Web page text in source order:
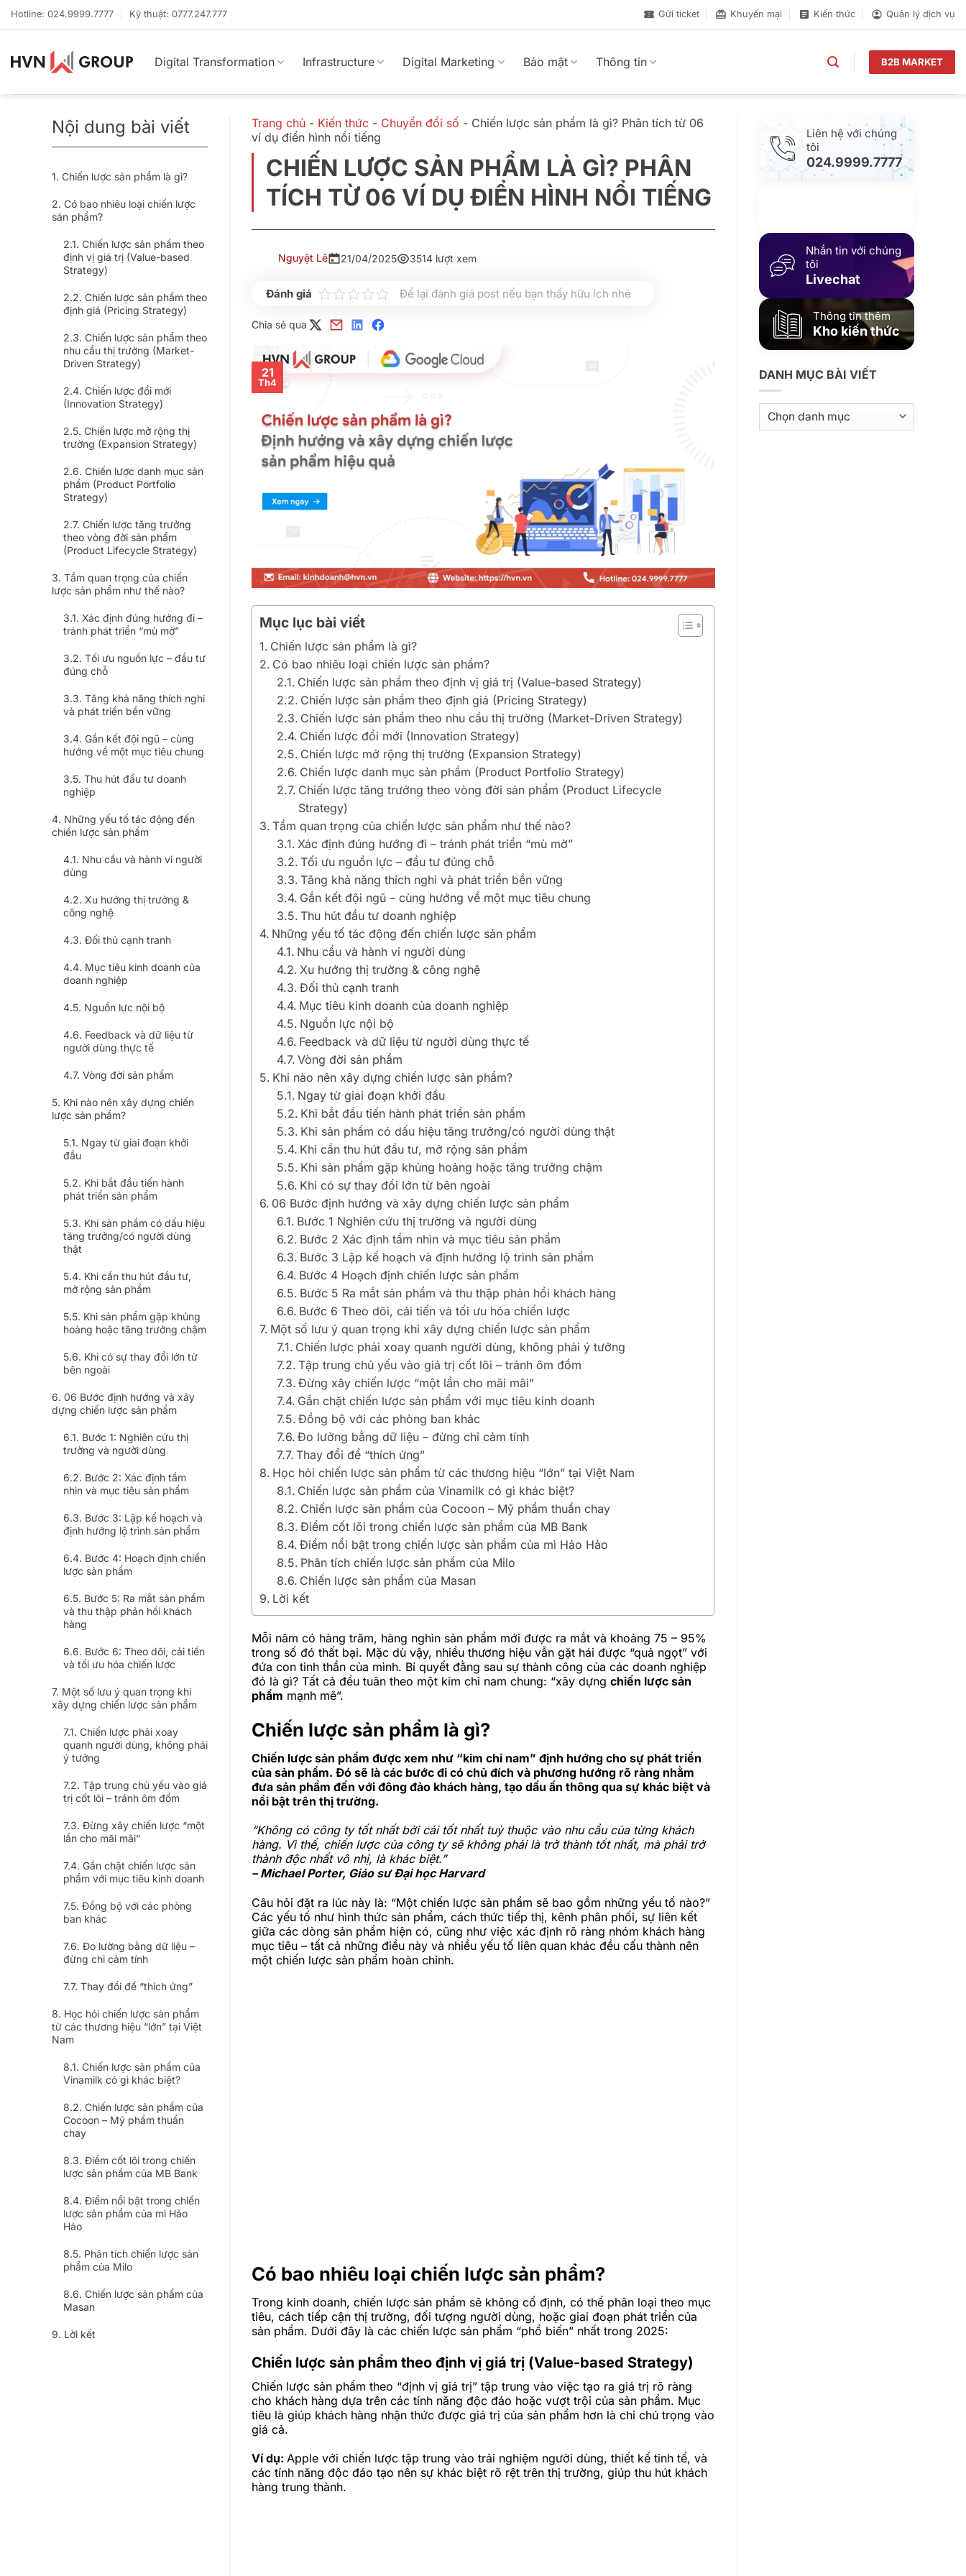
Bỏ
quaHotline: 024.9999.7777 Kỹ thuật: 0777.247.777 Gửi ticket Khuyến mại Kiến thức Quản lý dịch vụ
Digital Transformation Infrastructure Digital Marketing Bảo mật Thông tin B2B MARKET
Nội dung bài viết
Chiến lược sản phẩm là gì?
Có bao nhiêu loại chiến lược
sản phẩm?
Chiến lược sản phẩm theo
định vị giá trị (Value-based
Strategy)
Chiến lược sản phẩm theo
định giá (Pricing Strategy)
Chiến lược sản phẩm theo
nhu cầu thị trường (Market-
Driven Strategy)
Chiến lược đổi mới
(Innovation Strategy)
Chiến lược mở rộng thị
trường (Expansion Strategy)
Chiến lược danh mục sản
phẩm (Product Portfolio
Strategy)
Chiến lược tăng trưởng
theo vòng đời sản phẩm
(Product Lifecycle Strategy)
Tầm quan trọng của chiến
lược sản phẩm như thế nào?
Xác định đúng hướng đi –
tránh phát triển “mù mờ”
Tối ưu nguồn lực – đầu tư
đúng chỗ
Tăng khả năng thích nghi
và phát triển bền vững
Gắn kết đội ngũ – cùng
hướng về một mục tiêu chung
Thu hút đầu tư doanh
nghiệp
Những yếu tố tác động đến
chiến lược sản phẩm
Nhu cầu và hành vi người
dùng
Xu hướng thị trường &
công nghệ
Đối thủ cạnh tranh
Mục tiêu kinh doanh của
doanh nghiệp
Nguồn lực nội bộ
Feedback và dữ liệu từ
người dùng thực tế
Vòng đời sản phẩm
Khi nào nên xây dựng chiến
lược sản phẩm?
Ngay từ giai đoạn khởi
đầu
Khi bắt đầu tiến hành
phát triển sản phẩm
Khi sản phẩm có dấu hiệu
tăng trưởng/có người dùng
thật
Khi cần thu hút đầu tư,
mở rộng sản phẩm
Khi sản phẩm gặp khủng
hoảng hoặc tăng trưởng chậm
Khi có sự thay đổi lớn từ
bên ngoài
06 Bước định hướng và xây
dựng chiến lược sản phẩm
Bước 1: Nghiên cứu thị
trường và người dùng
Bước 2: Xác định tầm
nhìn và mục tiêu sản phẩm
Bước 3: Lập kế hoạch và
định hướng lộ trình sản phẩm
Bước 4: Hoạch định chiến
lược sản phẩm
Bước 5: Ra mắt sản phẩm
và thu thập phản hồi khách
hàng
Bước 6: Theo dõi, cải tiến
và tối ưu hóa chiến lược
Một số lưu ý quan trọng khi
xây dựng chiến lược sản phẩm
Chiến lược phải xoay
quanh người dùng, không phải
ý tưởng
Tập trung chủ yếu vào giá
trị cốt lõi – tránh ôm đồm
Đừng xây chiến lược “một
lần cho mãi mãi”
Gắn chặt chiến lược sản
phẩm với mục tiêu kinh doanh
Đồng bộ với các phòng
ban khác
Đo lường bằng dữ liệu –
đừng chỉ cảm tính
Thay đổi để “thích ứng”
Học hỏi chiến lược sản phẩm
từ các thương hiệu “lớn” tại Việt
Nam
Chiến lược sản phẩm của
Vinamilk có gì khác biệt?
Chiến lược sản phẩm của
Cocoon – Mỹ phẩm thuần
chay
Điểm cốt lõi trong chiến
lược sản phẩm của MB Bank
Điểm nổi bật trong chiến
lược sản phẩm của mì Hảo
Hảo
Phân tích chiến lược sản
phẩm của Milo
Chiến lược sản phẩm của
Masan
Lời kết
Trang chủ - Kiến thức - Chuyển đổi số - Chiến lược sản phẩm là gì? Phân tích từ 06
ví dụ điển hình nổi tiếng
CHIẾN LƯỢC SẢN PHẨM LÀ GÌ? PHÂN
TÍCH TỪ 06 VÍ DỤ ĐIỂN HÌNH NỔI TIẾNG
Nguyệt Lê 21/04/2025 3514 lượt xem
Để lại đánh giá post nếu bạn thấy hữu ích nhé
Chia sẻ qua
21
Th4
Mục lục bài viết
Chiến lược sản phẩm là gì?
Có bao nhiêu loại chiến lược sản phẩm?
Chiến lược sản phẩm theo định vị giá trị (Value-based Strategy)
Chiến lược sản phẩm theo định giá (Pricing Strategy)
Chiến lược sản phẩm theo nhu cầu thị trường (Market-Driven Strategy)
Chiến lược đổi mới (Innovation Strategy)
Chiến lược mở rộng thị trường (Expansion Strategy)
Chiến lược danh mục sản phẩm (Product Portfolio Strategy)
Chiến lược tăng trưởng theo vòng đời sản phẩm (Product Lifecycle
Strategy)
Tầm quan trọng của chiến lược sản phẩm như thế nào?
Xác định đúng hướng đi – tránh phát triển “mù mờ”
Tối ưu nguồn lực – đầu tư đúng chỗ
Tăng khả năng thích nghi và phát triển bền vững
Gắn kết đội ngũ – cùng hướng về một mục tiêu chung
Thu hút đầu tư doanh nghiệp
Những yếu tố tác động đến chiến lược sản phẩm
Nhu cầu và hành vi người dùng
Xu hướng thị trường & công nghệ
Đối thủ cạnh tranh
Mục tiêu kinh doanh của doanh nghiệp
Nguồn lực nội bộ
Feedback và dữ liệu từ người dùng thực tế
Vòng đời sản phẩm
Khi nào nên xây dựng chiến lược sản phẩm?
Ngay từ giai đoạn khởi đầu
Khi bắt đầu tiến hành phát triển sản phẩm
Khi sản phẩm có dấu hiệu tăng trưởng/có người dùng thật
Khi cần thu hút đầu tư, mở rộng sản phẩm
Khi sản phẩm gặp khủng hoảng hoặc tăng trưởng chậm
Khi có sự thay đổi lớn từ bên ngoài
06 Bước định hướng và xây dựng chiến lược sản phẩm
Bước 1 Nghiên cứu thị trường và người dùng
Bước 2 Xác định tầm nhìn và mục tiêu sản phẩm
Bước 3 Lập kế hoạch và định hướng lộ trình sản phẩm
Bước 4 Hoạch định chiến lược sản phẩm
Bước 5 Ra mắt sản phẩm và thu thập phản hồi khách hàng
Bước 6 Theo dõi, cải tiến và tối ưu hóa chiến lược
Một số lưu ý quan trọng khi xây dựng chiến lược sản phẩm
Chiến lược phải xoay quanh người dùng, không phải ý tưởng
Tập trung chủ yếu vào giá trị cốt lõi – tránh ôm đồm
Đừng xây chiến lược “một lần cho mãi mãi”
Gắn chặt chiến lược sản phẩm với mục tiêu kinh doanh
Đồng bộ với các phòng ban khác
Đo lường bằng dữ liệu – đừng chỉ cảm tính
Thay đổi để “thích ứng”
Học hỏi chiến lược sản phẩm từ các thương hiệu “lớn” tại Việt Nam
Chiến lược sản phẩm của Vinamilk có gì khác biệt?
Chiến lược sản phẩm của Cocoon – Mỹ phẩm thuần chay
Điểm cốt lõi trong chiến lược sản phẩm của MB Bank
Điểm nổi bật trong chiến lược sản phẩm của mì Hảo Hảo
Phân tích chiến lược sản phẩm của Milo
Chiến lược sản phẩm của Masan
Lời kết
Mỗi năm có hàng trăm, hàng nghìn sản phẩm mới được ra mắt và khoảng 75 – 95%
trong số đó thất bại. Mặc dù vậy, nhiều thương hiệu vẫn gặt hái được “quả ngọt” với
đứa con tinh thần của mình. Bí quyết đằng sau sự thành công của các doanh nghiệp
đó là gì? Tất cả đều tuân theo một kim chỉ nam chung: “xây dựngchiến lược sản
phẩm mạnh mẽ”.
Chiến lược sản phẩm là gì?
Chiến lược sản phẩm được xem như “kim chỉ nam” định hướng cho sự phát triển
của sản phẩm. Đó sẽ là các bước đi có chủ đích và phương hướng rõ ràng nhằm
đưa sản phẩm đến với đông đảo khách hàng, tạo dấu ấn thông qua sự khác biệt và
nổi bật trên thị trường.
“Không có công ty tốt nhất bởi cái tốt nhất tuỳ thuộc vào nhu cầu của từng khách
hàng. Vì thế, chiến lược của công ty sẽ không phải là trở thành tốt nhất, mà phải trở
thành độc nhất vô nhị, là khác biệt.”
– Michael Porter, Giáo sư Đại học Harvard
Câu hỏi đặt ra lúc này là: “Một chiến lược sản phẩm sẽ bao gồm những yếu tố nào?”
Các yếu tố như hình thức sản phẩm, cách thức tiếp thị, kênh phân phối, sự liên kết
giữa các dòng sản phẩm hiện có, cũng như việc xác định rõ ràng nhóm khách hàng
mục tiêu – tất cả những điều này và nhiều yếu tố liên quan khác đều cấu thành nên
một chiến lược sản phẩm hoàn chỉnh.
Có bao nhiêu loại chiến lược sản phẩm?
Trong kinh doanh, chiến lược sản phẩm sẽ không cố định, có thể phân loại theo mục
tiêu, cách tiếp cận thị trường, đối tượng người dùng, hoặc giai đoạn phát triển của
sản phẩm. Dưới đây là các chiến lược sản phẩm “phổ biến” nhất trong 2025:
Chiến lược sản phẩm theo định vị giá trị (Value-based Strategy)
Chiến lược sản phẩm theo “định vị giá trị” tập trung vào việc tạo ra giá trị rõ ràng
cho khách hàng dựa trên các tính năng độc đáo hoặc vượt trội của sản phẩm. Mục
tiêu là giúp khách hàng nhận thức được giá trị của sản phẩm hơn là chỉ chú trọng vào
giá cả.
Ví dụ:Apple với chiến lược tập trung vào trải nghiệm người dùng, thiết kế tinh tế, và
các tính năng độc đáo tạo nên sự khác biệt rõ rệt trên thị trường, giúp thu hút khách
hàng trung thành.
Liên hệ với chúng
tôi
024.9999.7777
Nhắn tin với chúng
tôi
Livechat
Thông tin thêm
Kho kiến thức
DANH MỤC BÀI VIẾT
mục
bài